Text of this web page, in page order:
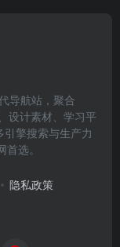
导航站，聚合
设计素材、学习平
擎搜索与生产力
选。
隐私政策